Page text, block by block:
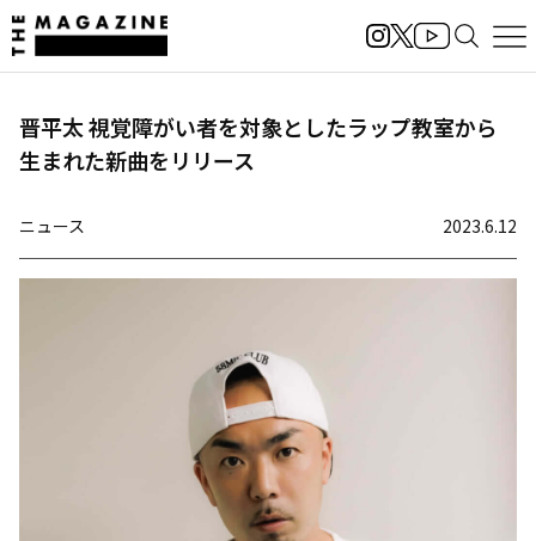
晋平太 視覚障がい者を対象としたラップ教室から
生まれた新曲をリリース
ニュース 2023.6.12